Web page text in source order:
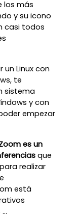
los más
y su icono
casi todos
un Linux con
te
sistema
y con
empezar
es un
que
realizar
está